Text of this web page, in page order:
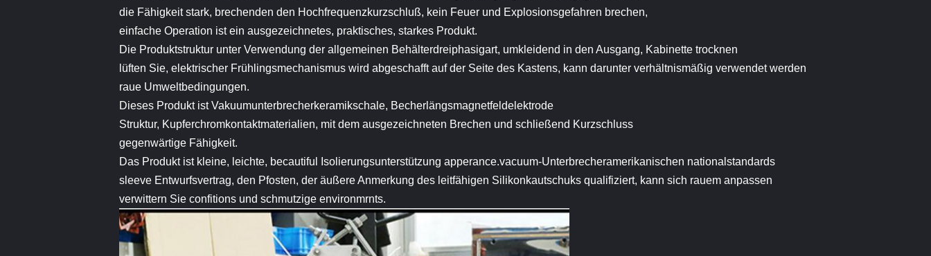
die Fähigkeit stark, brechenden den Hochfrequenzkurzschluß, kein Feuer und Explosionsgefahren brechen,
einfache Operation ist ein ausgezeichnetes, praktisches, starkes Produkt.
Die Produktstruktur unter Verwendung der allgemeinen Behälterdreiphasigart, umkleidend in den Ausgang, Kabinette trocknen
lüften Sie, elektrischer Frühlingsmechanismus wird abgeschafft auf der Seite des Kastens, kann darunter verhältnismäßig verwendet werden
raue Umweltbedingungen.
Dieses Produkt ist Vakuumunterbrecherkeramikschale, Becherlängsmagnetfeldelektrode
Struktur, Kupferchromkontaktmaterialien, mit dem ausgezeichneten Brechen und schließend Kurzschluss
gegenwärtige Fähigkeit.
Das Produkt ist kleine, leichte, becautiful Isolierungsunterstützung apperance.vacuum-Unterbrecheramerikanischen nationalstandards
sleeve Entwurfsvertrag, den Pfosten, der äußere Anmerkung des leitfähigen Silikonkautschuks qualifiziert, kann sich rauem anpassen
verwittern Sie confitions und schmutzige environmrnts.